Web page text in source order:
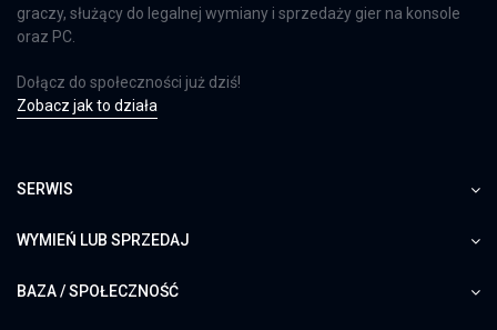
graczy, służący do legalnej wymiany i sprzedaży gier na konsole
oraz PC.
Dołącz do społeczności już dziś!
Zobacz jak to działa
SERWIS
WYMIEŃ LUB SPRZEDAJ
BAZA / SPOŁECZNOŚĆ